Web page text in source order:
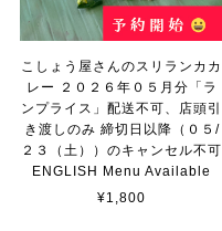
こしょう屋さんのスリランカカ
レー ２０２６年０５月分「ラ
ンプライス」配送不可、店頭引
き渡しのみ 締切日以降（０５/
２３（土））のキャンセル不可
ENGLISH Menu Available
¥1,800